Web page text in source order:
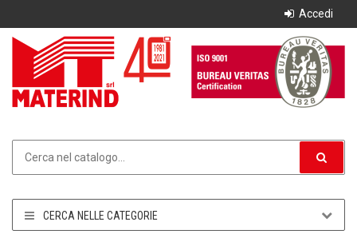
Accedi
CERCA NELLE CATEGORIE